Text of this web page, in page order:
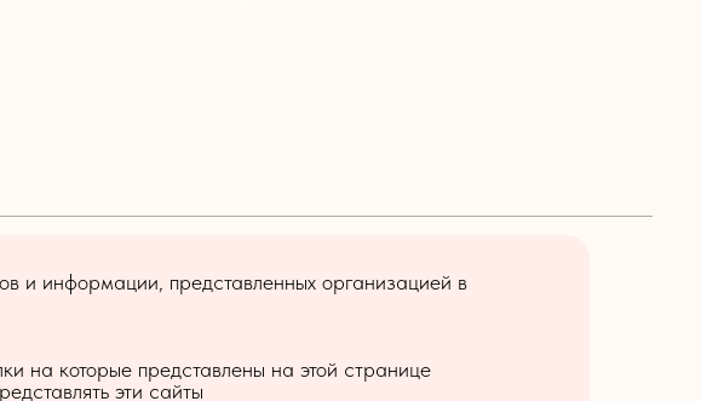
и информации, представленных организацией в
на которые представлены на этой странице
эти сайты